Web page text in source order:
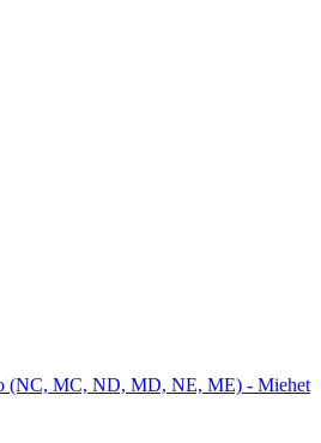
(NC, MC, ND, MD, NE, ME) - Miehet